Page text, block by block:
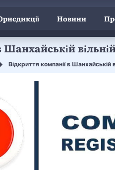
Новини
Відкриття компанії в Шанхайській